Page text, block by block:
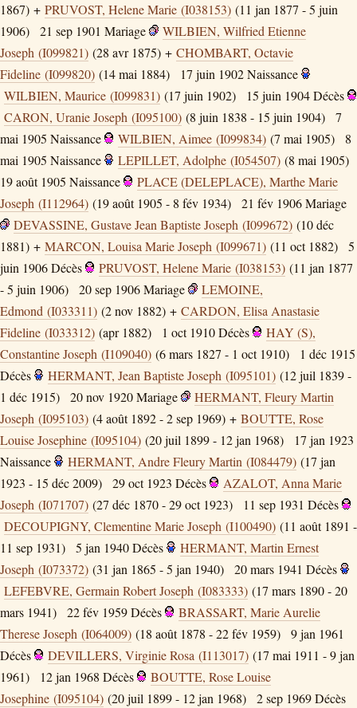
1867) + PRUVOST, Helene Marie (I038153) (11 jan 1877 - 5 juin
1906)
21 sep 1901 Mariage
WILBIEN, Wilfried Etienne
Joseph (I099821) (28 avr 1875) + CHOMBART, Octavie
Fideline (I099820) (14 mai 1884) 17 juin 1902Naissance
WILBIEN, Maurice (I099831) (17 juin 1902) 15 juin 1904Décès
CARON, Uranie Joseph (I095100) (8 juin 1838 - 15 juin 1904)
7
mai 1905 Naissance WILBIEN, Aimee (I099834) (7 mai 1905)
8
mai 1905 Naissance LEPILLET, Adolphe (I054507) (8 mai 1905)
19 août 1905 Naissance
PLACE (DELEPLACE), Marthe Marie
Joseph (I112964) (19 août 1905 - 8 fév 1934) 21 fév 1906Mariage
DEVASSINE, Gustave Jean Baptiste Joseph (I099672) (10 déc
1881) + MARCON, Louisa Marie Joseph (I099671) (11 oct 1882)
5
juin 1906Décès PRUVOST, Helene Marie (I038153) (11 jan 1877
- 5 juin 1906)
20 sep 1906Mariage
LEMOINE,
Edmond (I033311) (2 nov 1882) + CARDON, Elisa Anastasie
Fideline (I033312) (apr 1882) 1 oct 1910Décès
HAY (S),
Constantine Joseph (I109040) (6 mars 1827 - 1 oct 1910)
1 déc 1915
Décès
HERMANT, Jean Baptiste Joseph (I095101) (12 juil 1839 -
1 déc 1915)
20 nov 1920Mariage
HERMANT, Fleury Martin
Joseph (I095103) (4 août 1892 - 2 sep 1969) + BOUTTE, Rose
Louise Josephine (I095104) (20 juil 1899 - 12 jan 1968)
17 jan 1923
Naissance
HERMANT, Andre Fleury Martin (I084479) (17 jan
1923 - 15 déc 2009)
29 oct 1923 Décès
AZALOT, Anna Marie
Joseph (I071707) (27 déc 1870 - 29 oct 1923) 11 sep 1931 Décès
DECOUPIGNY, Clementine Marie Joseph (I100490) (11 août 1891 -
11 sep 1931)
5 jan 1940Décès
HERMANT, Martin Ernest
Joseph (I073372) (31 jan 1865 - 5 jan 1940) 20 mars 1941 Décès
LEFEBVRE, Germain Robert Joseph (I083333) (17 mars 1890 - 20
mars 1941)
22 fév 1959Décès
BRASSART, Marie Aurelie
Therese Joseph (I064009) (18 août 1878 - 22 fév 1959)
9 jan 1961
Décès
DEVILLERS, Virginie Rosa (I113017) (17 mai 1911 - 9 jan
1961)
12 jan 1968 Décès
BOUTTE, Rose Louise
Josephine (I095104) (20 juil 1899 - 12 jan 1968) 2 sep 1969Décès